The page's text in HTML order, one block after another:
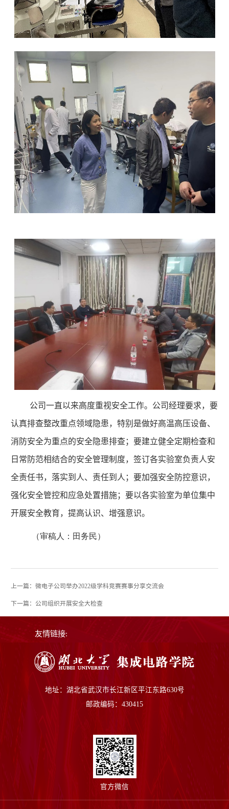
公司一直以来高度重视安全工作。公司经理要求，要
认真排查整改重点领域隐患，特别是做好高温高压设备、
消防安全为重点的安全隐患排查；要建立健全定期检查和
日常防范相结合的安全管理制度，签订各实验室负责人安
全责任书，落实到人、责任到人；要加强安全防控意识，
强化安全管控和应急处置措施；要以各实验室为单位集中
开展安全教育，提高认识、增强意识。
（审稿人：田务民）
上一篇：微电子公司举办2022级学科竞赛赛事分享交流会
下一篇：公司组织开展安全大检查
友情链接:
地址：湖北省武汉市长江新区平江东路630号
邮政编码：430415
官方微信